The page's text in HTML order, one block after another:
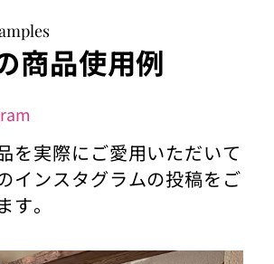
商品使用例
を実際にご愛用いただいて
インスタグラムの投稿をご
。